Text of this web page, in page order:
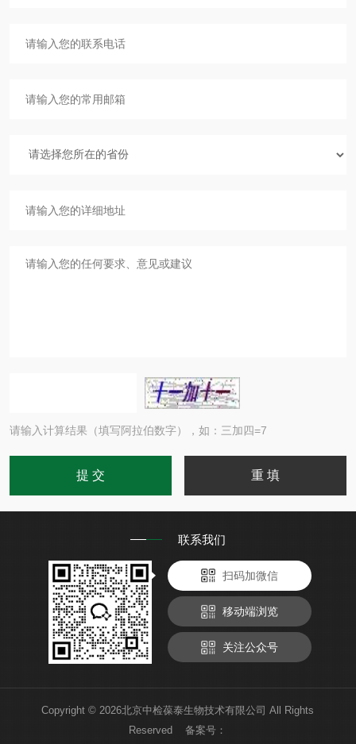
请输入计算结果（填写阿拉伯数字），如：三加四=7
联系我们
扫码加微信
移动端浏览
关注公众号
Copyright © 2026北京中检葆泰生物技术有限公司 All Rights
Reserved 备案号：